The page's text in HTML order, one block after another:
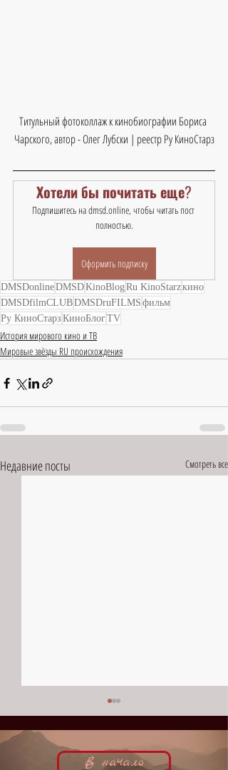
Титульный фотоколлаж к кинобиографии Бориса
Чарского, автор - Олег Лубски | реестр Ру КиноСтарз
Хотели бы почитать еще?
Подпишитесь на dmsd.online, чтобы читать пост
полностью.
Оформить подписку
DMSDonlineDMSDKinoBlogRu KinoStarzкино
DMSDfilmCLUBDMSDruFILMS фильм
Ру КиноСтарз КиноБлогTV
История мирового кино и ТВ
Мировые звёзды RU происхождения
Недавние посты Смотреть все
В начало